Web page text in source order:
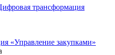
трансформация
«Управление закупками»